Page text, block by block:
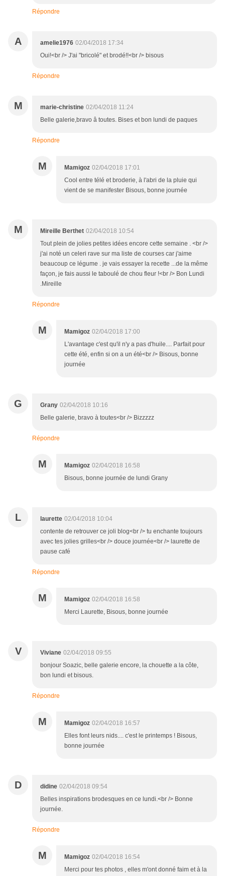
Répondre
A amelie1976 02/04/2018 17:34
Oui!<br /> J'ai "bricolé" et brodé!!<br /> bisous
Répondre
M marie-christine 02/04/2018 11:24
Belle galerie,bravo â toutes. Bises et bon lundi de paques
Répondre
M Mamigoz 02/04/2018 17:01
Cool entre télé et broderie, à l'abri de la pluie qui
vient de se manifester Bisous, bonne journée
M Mireille Berthet 02/04/2018 10:54
Tout plein de jolies petites idées encore cette semaine . <br />
j'ai noté un celeri rave sur ma liste de courses car j'aime
beaucoup ce légume . je vais essayer la recette ...de la même
façon, je fais aussi le taboulé de chou fleur !<br /> Bon Lundi
.Mireille
Répondre
M Mamigoz 02/04/2018 17:00
L'avantage c'est qu'il n'y a pas d'huile.... Parfait pour
cette été, enfin si on a un été<br /> Bisous, bonne
journée
G Grany 02/04/2018 10:16
Belle galerie, bravo à toutes<br /> Bizzzzz
Répondre
M Mamigoz 02/04/2018 16:58
Bisous, bonne journée de lundi Grany
L laurette 02/04/2018 10:04
contente de retrouver ce joli blog<br /> tu enchante toujours
avec tes jolies grilles<br /> douce journée<br /> laurette de
pause café
Répondre
M Mamigoz 02/04/2018 16:58
Merci Laurette, Bisous, bonne journée
V Viviane 02/04/2018 09:55
bonjour Soazic, belle galerie encore, la chouette a la côte,
bon lundi et bisous.
Répondre
M Mamigoz 02/04/2018 16:57
Elles font leurs nids.... c'est le printemps ! Bisous,
bonne journée
D didine 02/04/2018 09:54
Belles inspirations brodesques en ce lundi.<br /> Bonne
journée.
Répondre
M Mamigoz 02/04/2018 16:54
Merci pour tes photos , elles m'ont donné faim et à la